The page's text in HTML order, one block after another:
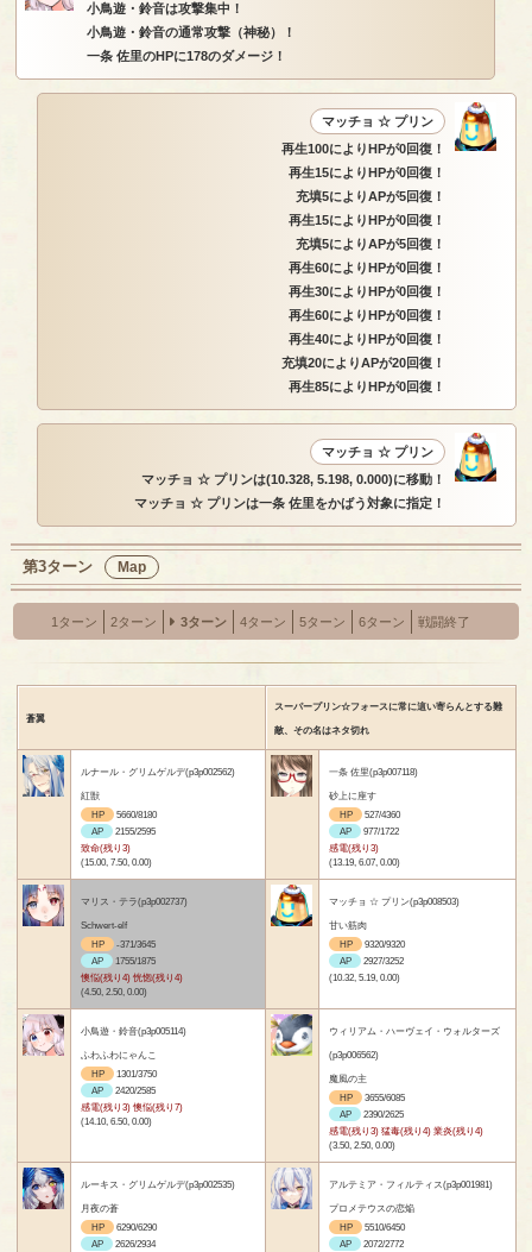
小鳥遊・鈴音は攻撃集中！
小鳥遊・鈴音の通常攻撃（神秘）！
一条 佐里のHPに178のダメージ！
マッチョ ☆ プリン
再生100によりHPが0回復！
再生15によりHPが0回復！
充填5によりAPが5回復！
再生15によりHPが0回復！
充填5によりAPが5回復！
再生60によりHPが0回復！
再生30によりHPが0回復！
再生60によりHPが0回復！
再生40によりHPが0回復！
充填20によりAPが20回復！
再生85によりHPが0回復！
マッチョ ☆ プリン
マッチョ ☆ プリンは(10.328, 5.198, 0.000)に移動！
マッチョ ☆ プリンは一条 佐里をかばう対象に指定！
第3ターン Map
1ターン 2ターン 3ターン 4ターン 5ターン 6ターン 戦闘終了
蒼翼
スーパープリン☆フォースに常に這い寄らんとする難
敵、その名はネタ切れ
ルナール・グリムゲルデ(p3p002562)
紅獣
HP
5660/8180
AP
2155/2595
致命(残り3)
(15.00, 7.50, 0.00)
一条 佐里(p3p007118)
砂上に座す
HP
527/4360
AP
977/1722
感電(残り3)
(13.19, 6.07, 0.00)
マリス・テラ(p3p002737)
Schwert-elf
HP
-371/3645
AP
1755/1875
懊悩(残り4) 恍惚(残り4)
(4.50, 2.50, 0.00)
マッチョ ☆ プリン(p3p008503)
甘い筋肉
HP
9320/9320
AP
2927/3252
(10.32, 5.19, 0.00)
小鳥遊・鈴音(p3p005114)
ふわふわにゃんこ
HP
1301/3750
AP
2420/2585
感電(残り3) 懊悩(残り7)
(14.10, 6.50, 0.00)
ウィリアム・ハーヴェイ・ウォルターズ
(p3p006562)
魔風の主
HP
3655/6085
AP
2390/2625
感電(残り3) 猛毒(残り4) 業炎(残り4)
(3.50, 2.50, 0.00)
ルーキス・グリムゲルデ(p3p002535)
月夜の蒼
HP
6290/6290
AP
2626/2934
アルテミア・フィルティス(p3p001981)
プロメテウスの恋焔
HP
5510/6450
AP
2072/2772